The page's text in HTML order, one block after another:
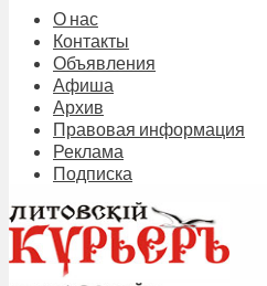
О нас
Контакты
Объявления
Афиша
Архив
Правовая информация
Реклама
Подписка